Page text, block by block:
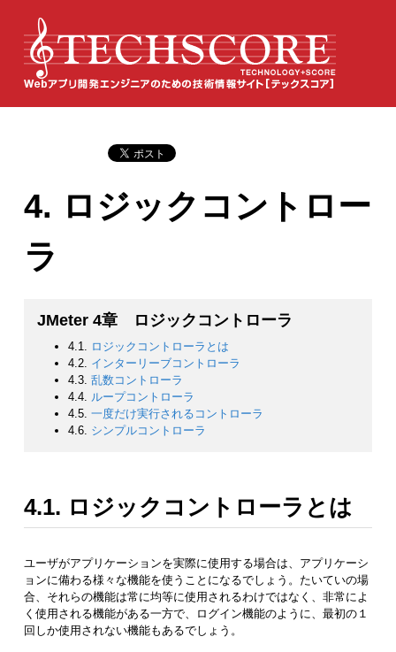
4. ロジックコントロー
ラ
JMeter 4章 ロジックコントローラ
4.1. ロジックコントローラとは
4.2. インターリーブコントローラ
4.3. 乱数コントローラ
4.4. ループコントローラ
4.5. 一度だけ実行されるコントローラ
4.6. シンプルコントローラ
4.1. ロジックコントローラとは
ユーザがアプリケーションを実際に使用する場合は、アプリケーシ
ョンに備わる様々な機能を使うことになるでしょう。たいていの場
合、それらの機能は常に均等に使用されるわけではなく、非常によ
く使用される機能がある一方で、ログイン機能のように、最初の１
回しか使用されない機能もあるでしょう。